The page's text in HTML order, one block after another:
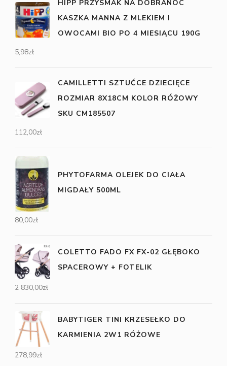
HIPP PRZYSMAK NA DOBRANOC
KASZKA MANNA Z MLEKIEM I
OWOCAMI BIO PO 4 MIESIĄCU 190G
5,98zł
CAMILLETTI SZTUĆCE DZIECIĘCE
ROZMIAR 8X18CM KOLOR RÓŻOWY
SKU CM185507
112,00zł
PHYTOFARMA OLEJEK DO CIAŁA
MIGDAŁY 500ML
80,00zł
COLETTO FADO FX FX-02 GŁĘBOKO
SPACEROWY + FOTELIK
2 830,00zł
BABYTIGER TINI KRZESEŁKO DO
KARMIENIA 2W1 RÓŻOWE
278,99zł